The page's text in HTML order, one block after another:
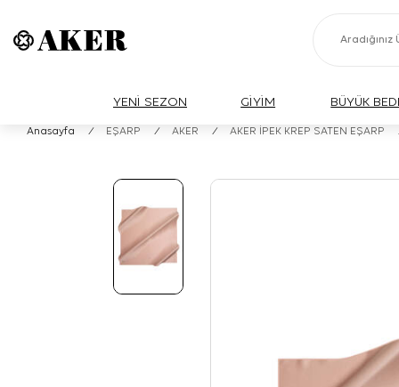
YENİ SEZON GİYİM BÜYÜK
Anasayfa / EŞARP / AKER / AKER İPEK KREP SATEN EŞARP